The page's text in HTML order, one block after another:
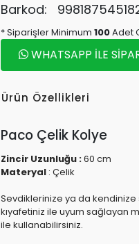
Barkod:
* Siparişler Minimum 100Adet
WHATSAPP İLE
Ürün Özellikleri
Paco Çelik Kolye
Zincir Uzunluğu :60 cm
Materyal : Çelik
Sevdiklerinize ya da
kıyafetiniz ile uyum sağlayan
ile kullanabilirsiniz.